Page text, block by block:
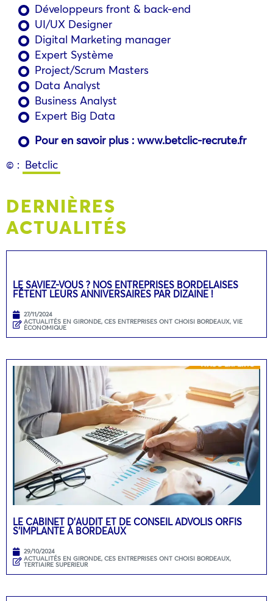
Développeurs front & back-end
UI/UX Designer
Digital Marketing manager
Expert Système
Project/Scrum Masters
Data Analyst
Business Analyst
Expert Big Data
Pour en savoir plus : www.betclic-recrute.fr
© : Betclic
DERNIÈRES
ACTUALITÉS
LE SAVIEZ-VOUS ? NOS ENTREPRISES BORDELAISES
FÊTENT LEURS ANNIVERSAIRES PAR DIZAINE !
27/11/2024
ACTUALITÉS EN GIRONDE, CES ENTREPRISES ONT CHOISI BORDEAUX, VIE
ÉCONOMIQUE
LE CABINET D’AUDIT ET DE CONSEIL ADVOLIS ORFIS
S’IMPLANTE À BORDEAUX
29/10/2024
ACTUALITÉS EN GIRONDE, CES ENTREPRISES ONT CHOISI BORDEAUX,
TERTIAIRE SUPERIEUR